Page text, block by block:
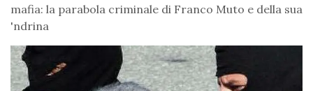
mafia: la parabola criminale di Franco Muto e della sua
'ndrina